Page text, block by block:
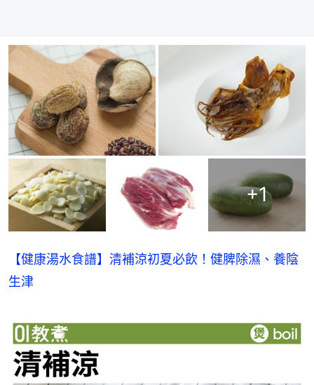
+1
【健康湯水食譜】清補涼初夏必飲！健脾除濕、養陰
生津